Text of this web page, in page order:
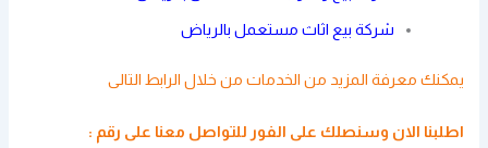
شركة بيع اثاث مستعمل بالرياض
يمكنك معرفة المزيد من الخدمات من خلال الرابط التالى
اطلبنا الان وسنصلك على الفور للتواصل معنا على رقم :